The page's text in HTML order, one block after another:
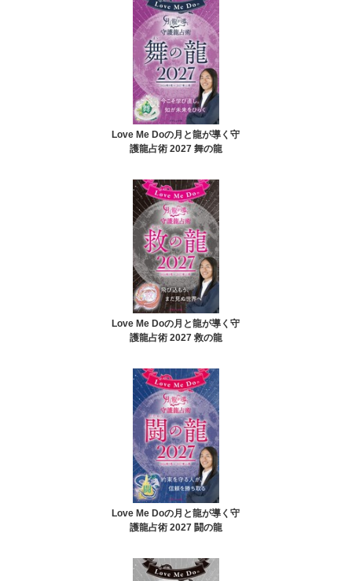
Love Me Doの月と龍が導く守
護龍占術 2027 舞の龍
Love Me Doの月と龍が導く守
護龍占術 2027 救の龍
Love Me Doの月と龍が導く守
護龍占術 2027 闘の龍